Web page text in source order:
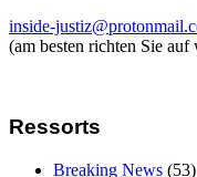
inside-
(am besten richten Sie
Ressorts
Breaking News (53)